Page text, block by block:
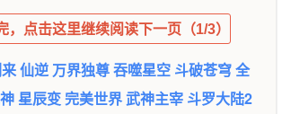
，点击这里继续阅读下一页（1/3）
仙逆 万界独尊吞噬星空 斗破苍穹全
星辰变 完美世界武神主宰 斗罗大陆2